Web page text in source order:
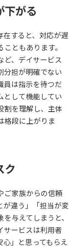
下がる
在すると、対応が遅
ともあります。
ど、デイサービス
分担が明確でない
員は指示を待つだ
として機能してい
割を理解し、主体
格段に上がりま
ク
ご家族からの信頼
が違う」「担当が変
与えてしまうと、
サービスは利用者
心」と思ってもらえ